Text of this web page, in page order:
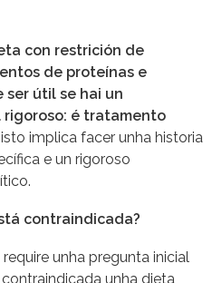
con restrición de
de proteínas e
ser útil se hai un
é tratamento
implica facer unha historia
e un rigoroso
contraindicada?
unha pregunta inicial
unha dieta